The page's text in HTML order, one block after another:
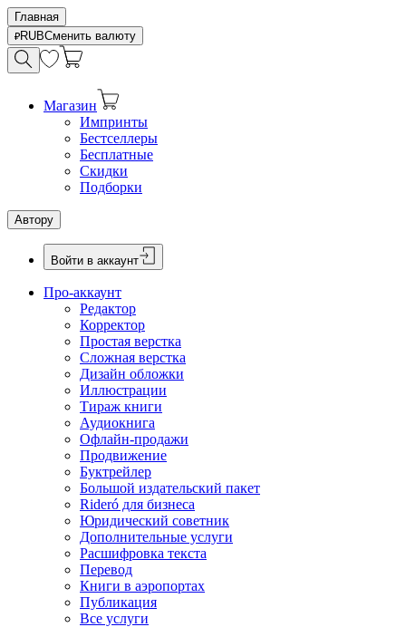
Главная
RUBСменить валюту
Магазин
Импринты
Бестселлеры
Бесплатные
Скидки
Подборки
Автору
Войти в аккаунт
Про-аккаунт
Редактор
Корректор
Простая верстка
Сложная верстка
Дизайн обложки
Иллюстрации
Тираж книги
Аудиокнига
Офлайн-продажи
Продвижение
Буктрейлер
Большой издательский пакет
Rideró для бизнеса
Юридический советник
Дополнительные услуги
Расшифровка текста
Перевод
Книги в аэропортах
Публикация
Все услуги